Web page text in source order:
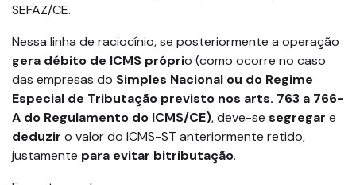
SEFAZ/CE.
Nessa linha de raciocínio, se posteriormente a operação
gera débito de ICMS próprio (como ocorre no caso
das empresas do Simples Nacional ou do Regime
Especial de Tributação previsto nos arts. 763 a 766-
A do Regulamento do ICMS/CE), deve-se segregar e
deduzir o valor do ICMS-ST anteriormente retido,
justamente para evitar bitributação.